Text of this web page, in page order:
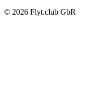
© 2026 Flyt.club GbR